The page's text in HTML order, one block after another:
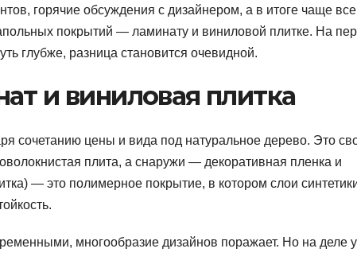
горячие обсуждения с дизайнером, а в итоге чаще
покрытий — ламинату и виниловой плитке. На
глубже, разница становится очевидной.
и виниловая плитка
сочетанию цены и вида под натуральное дерево. Это
плита, а снаружи — декоративная пленка и
— это полимерное покрытие, в котором слои
многообразие дизайнов поражает. Но на деле